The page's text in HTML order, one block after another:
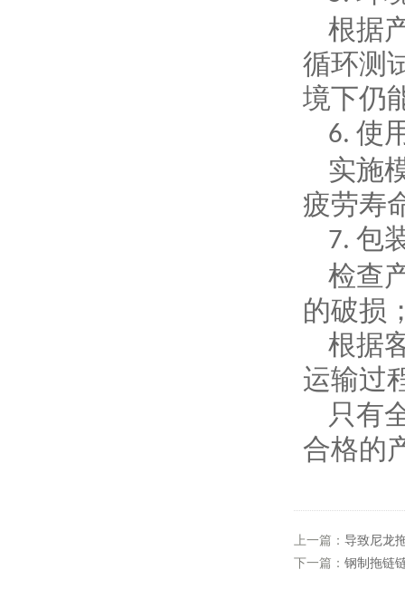
根据
循环测
境下仍
6. 使
实施
疲劳寿
7. 包
检查
的破损
根据
运输过
只有
合格的
上一篇： 导致尼龙
下一篇： 钢制拖链